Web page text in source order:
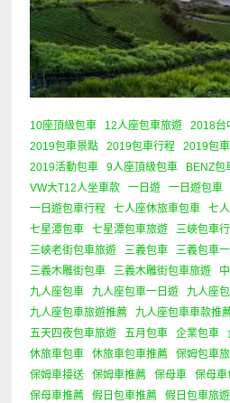
10座頂級包車 12人座包車旅遊 2018台
2019包車景點
2019包車行程 2019包
2019活動包車
9人座頂級包車 BENZ包
VW大T12人坐車款
一日遊 一日遊包車
一日遊包車行程
七人座休旅車包車 七
七星潭包車
七星潭包車旅遊 三峽包車
三峽老街包車旅遊
三義包車 三義包車
三義木雕街包車
三義木雕街包車旅遊
九人座包車
九人座包車一日遊 九人座
九人座包車旅遊推薦
九人座包車車款推
五天四夜包車旅遊
五月包車 企業包車
休旅車包車
休旅車包車推薦 保姆包車
保姆車接送
保姆車推薦 保母車 保母車
保母車推薦
假日包車推薦 假日包車旅遊